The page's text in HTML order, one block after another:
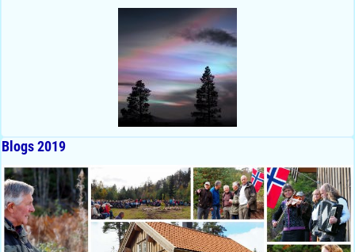
Blogs 2019